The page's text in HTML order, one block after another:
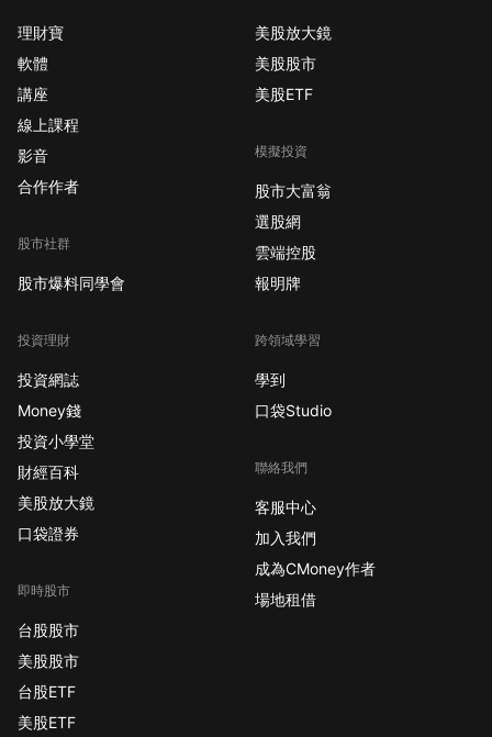
理財寶
軟體
講座
線上課程
影音
合作作者
股市社群
股市爆料同學會
投資理財
投資網誌
Money錢
投資小學堂
財經百科
美股放大鏡
口袋證券
即時股市
台股股市
美股股市
台股ETF
美股ETF
美股放大鏡
美股股市
美股ETF
模擬投資
股市大富翁
選股網
雲端控股
報明牌
跨領域學習
學到
口袋Studio
聯絡我們
客服中心
加入我們
成為CMoney作者
場地租借